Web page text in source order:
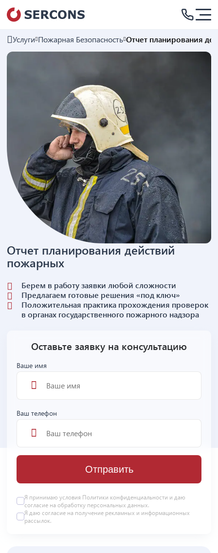
Услуги Пожарная Безопасность Отчет планирования
Отчет планирования действий
пожарных
Берем в работу заявки любой сложности
Предлагаем готовые решения «под ключ»
Положительная практика прохождения проверок
в органах государственного пожарного надзора
Оставьте заявку на консультацию
Ваше имя
Ваш телефон
Отправить
Я принимаю условия Политики конфиденциальности и даю
согласие на обработку персональных данных.
Я даю согласие на получение рекламных и информационных
рассылок.